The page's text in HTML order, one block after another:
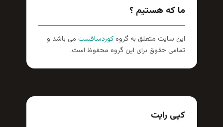
ما که هستیم ؟
این سایت متعلق به گروهکوردسافست می باشد و
تمامی حقوق برای این گروه محفوظ است.
کپی رایت